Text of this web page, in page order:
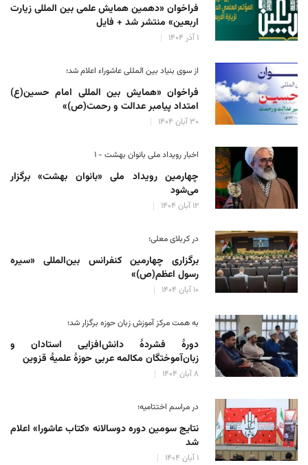
فراخوان «دهمین همایش علمی بین المللی زیارت
اربعین» منتشر شد + فایل
۱ آذر ۱۴۰۴
از سوی بنیاد بین المللی عاشوراء اعلام شد؛
فراخوان «همایش بین المللی امام حسین(ع)
امتداد پیامبر عدالت و رحمت(ص)»
۳۰ آبان ۱۴۰۴
اخبار رویداد ملی بانوان بهشت - ۱
چهارمین رویداد ملی «بانوان بهشت» برگزار
می‌شود
۱۲ آبان ۱۴۰۴
در کربلای معلی؛
برگزاری چهارمین کنفرانس بین‌المللی «سیره
رسول اعظم(ص)»
۱۰ آبان ۱۴۰۴
به همت مرکز آموزش زبان حوزه‌ برگزار شد؛
دورهٔ فشردهٔ دانش‌افزایی استادان و
زبان‌آموختگان مکالمه عربی حوزهٔ علمیهٔ قزوین
۸ آبان ۱۴۰۴
در مراسم اختتامیه؛
نتایج سومین دوره‌ دوسالانه‌ «کتاب عاشورا» اعلام
شد
۱ آبان ۱۴۰۴